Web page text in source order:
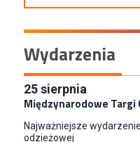
Specjalista/tka ds.
W.Kruk
Key Account Manager
Empik
Wydarzenia
25sierpnia
Międzynarodowe Targi
Najważniejsze
odzieżowej